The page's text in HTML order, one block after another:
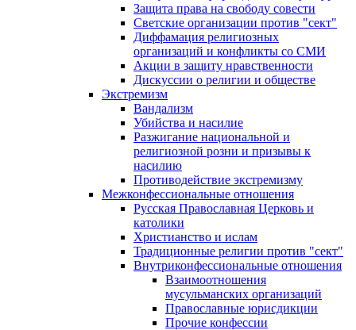
Защита права на свободу совести
Светские организации против "сект"
Диффамация религиозных
организаций и конфликты со СМИ
Акции в защиту нравственности
Дискуссии о религии и обществе
Экстремизм
Вандализм
Убийства и насилие
Разжигание национальной и
религиозной розни и призывы к
насилию
Противодействие экстремизму
Межконфессиональные отношения
Русская Православная Церковь и
католики
Христианство и ислам
Традиционные религии против "сект"
Внутриконфессиональные отношения
Взаимоотношения
мусульманских организаций
Православные юрисдикции
Прочие конфессии